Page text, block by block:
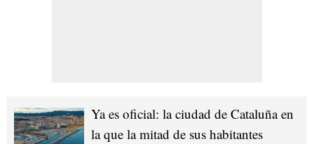
Ya es oficial: la ciudad de Cataluña en
la que la mitad de sus habitantes